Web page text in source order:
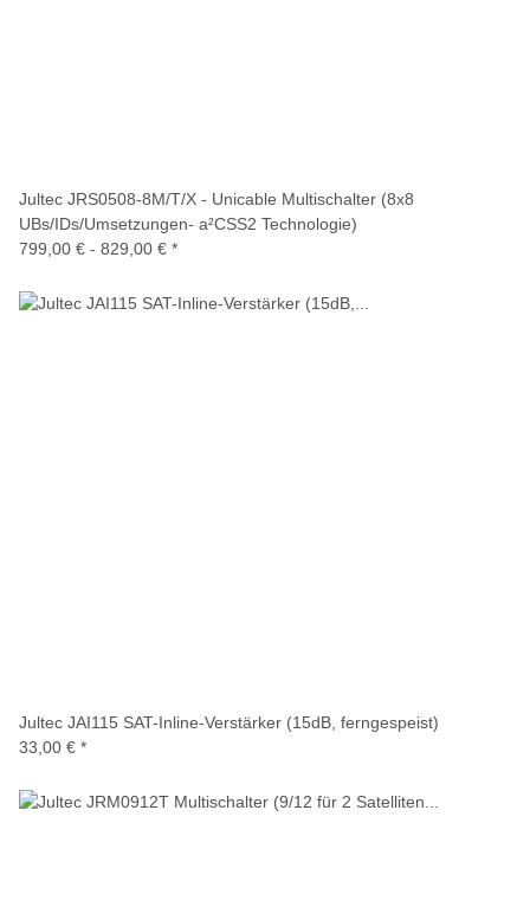
Jultec JRS0508-8M/T/X - Unicable Multischalter (8x8
UBs/IDs/Umsetzungen- a²CSS2 Technologie)
799,00 € - 829,00 € *
Jultec JAI115 SAT-Inline-Verstärker (15dB, ferngespeist)
33,00 € *